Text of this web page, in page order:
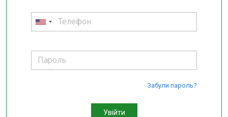
Забули пароль?
Увійти